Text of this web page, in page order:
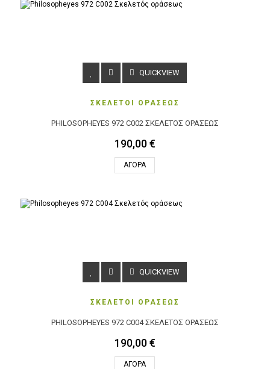
QUICKVIEW
ΣΚΕΛΕΤΟΙ ΟΡΑΣΕΩΣ
PHILOSOPHEYES 972 C002 ΣΚΕΛΕΤΌΣ ΟΡΆΣΕΩΣ
190,00 €
ΑΓΟΡΆ
QUICKVIEW
ΣΚΕΛΕΤΟΙ ΟΡΑΣΕΩΣ
PHILOSOPHEYES 972 C004 ΣΚΕΛΕΤΌΣ ΟΡΆΣΕΩΣ
190,00 €
ΑΓΟΡΆ